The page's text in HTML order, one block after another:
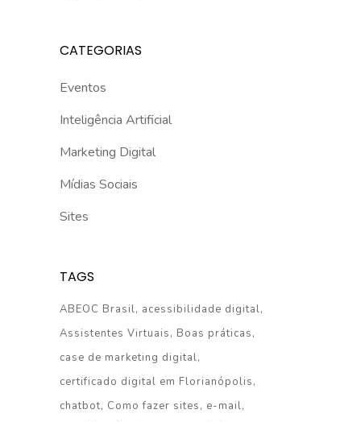
CATEGORIAS
Eventos
Inteligência Artificial
Marketing Digital
Mídias Sociais
Sites
TAGS
ABEOC Brasil acessibilidade digital
Assistentes Virtuais
Boas práticas
case de marketing digital
certificado digital em Florianópolis
chatbot Como fazer sites
e-mail